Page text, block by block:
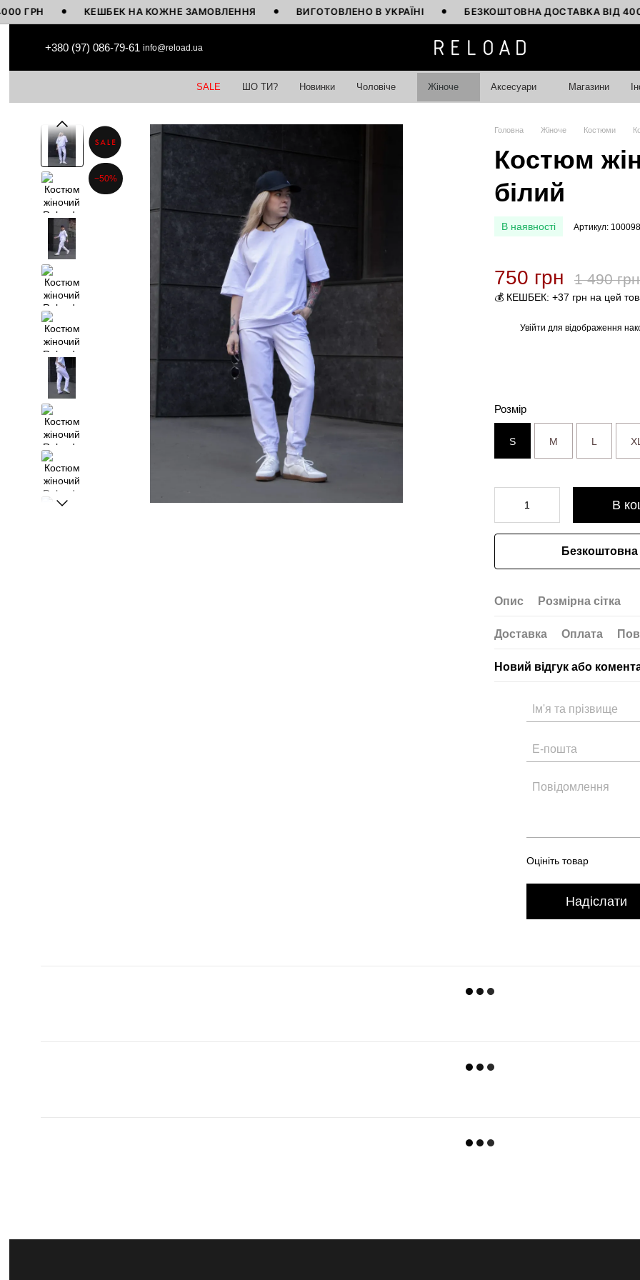
КЕШБЕК НА КОЖНЕ ЗАМОВЛЕННЯ ВИГОТОВЛЕНО В УКРАЇНІ БЕЗКОШТОВНА ДОСТАВКА ВІД 4000 ГРН
+380 (97) 086-79-61 info@reload.ua
SALE ШО ТИ? Новинки Чоловіче Жіноче Аксесуари Магазини
−50%
Головна Жіноче Костюми
Костюм
білий
В наявності Артикул:
750 грн 1 490 грн
💰 КЕШБЕК: +37 грн на цей
Увійти для відображення
Розмір
S M L XL
В
Безкоштовна
Опис Розмірна сітка
Доставка Оплата
Новий відгук або
Оцініть товар
Надіслати